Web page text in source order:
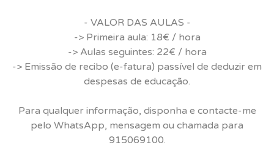
- VALOR DAS AULAS -
-> Primeira aula: 18€ / hora
-> Aulas seguintes: 22€ / hora
-> Emissão de recibo (e-fatura) passível de deduzir em
despesas de educação.
Para qualquer informação, disponha e contacte-me
pelo WhatsApp, mensagem ou chamada para
915069100.